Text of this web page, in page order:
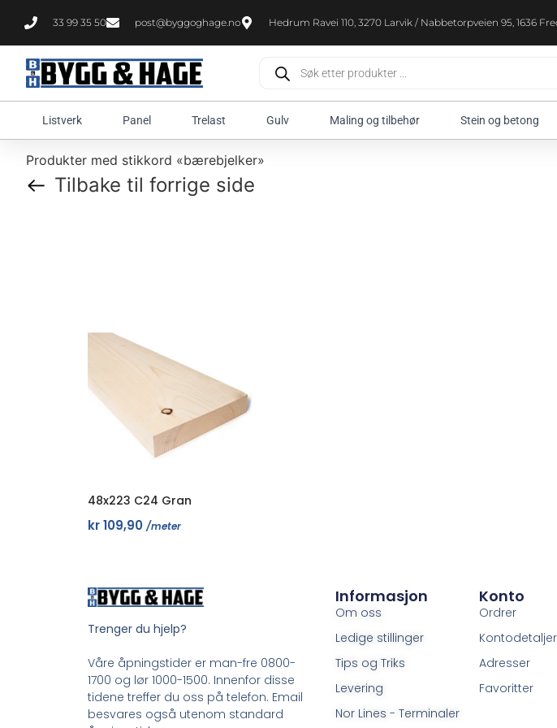
33 99 35 50 post@byggoghage.no Hedrum Ravei 110, 3270 Larvik / Nabbetorpveien 95, 1636
Listverk Panel Trelast Gulv Maling og tilbehør Stein og betong
Produkter med stikkord «bærebjelker»
Tilbake til forrige side
48x223 C24 Gran
kr109,90 /meter
Trenger du hjelp?
Våre åpningstider er man-fre 0800-
1700 og lør 1000-1500. Innenfor disse
tidene treffer du oss på telefon. Email
besvares også utenom standard
Informasjon
Om oss
Ledige stillinger
Tips og Triks
Levering
Nor Lines - Terminaler
Konto
Ordrer
Kontodetaljer
Adresser
Favoritter